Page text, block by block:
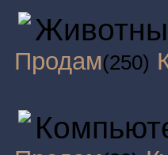
Продам(250)